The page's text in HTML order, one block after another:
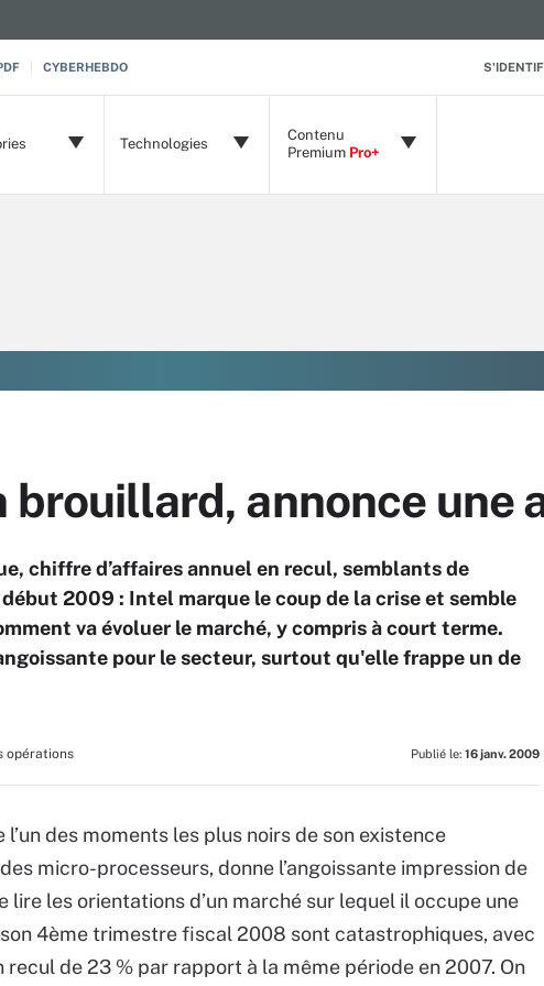
CYBERHEBDO
Technologies
Contenu
Premium Pro+
brouillard, annonce une
chiffre d’affaires annuel en recul, semblants de
2009 : Intel marque le coup de la crise et semble
va évoluer le marché, y compris à court terme.
pour le secteur, surtout qu'elle frappe un de
opérations Publié le: 16 janv. 2009
des moments les plus noirs de son existence
micro-processeurs, donne l’angoissante impression de
lire les orientations d’un marché sur lequel il occupe une
4ème trimestre fiscal 2008 sont catastrophiques, avec
de 23 % par rapport à la même période en 2007. On